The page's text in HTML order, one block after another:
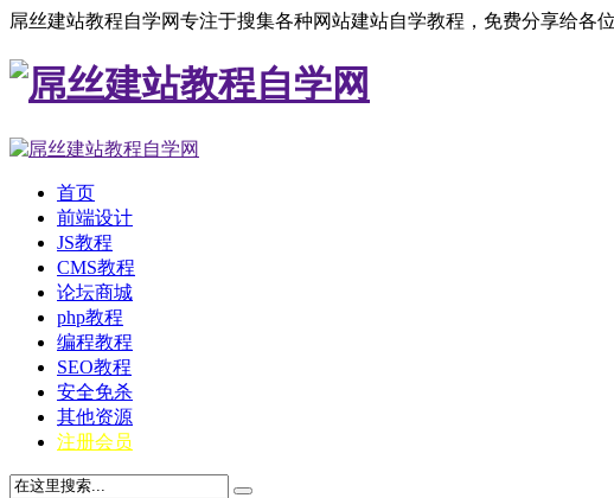
屌丝建站教程自学网专注于搜集各种网站建站自学教程，免费分享给各
首页
前端设计
JS教程
CMS教程
论坛商城
php教程
编程教程
SEO教程
安全免杀
其他资源
注册会员